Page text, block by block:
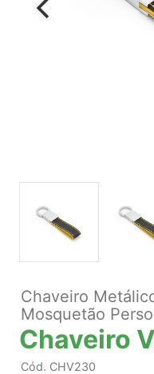
Chaveiro
Mosquetão
Chaveiro
Cód. CHV230